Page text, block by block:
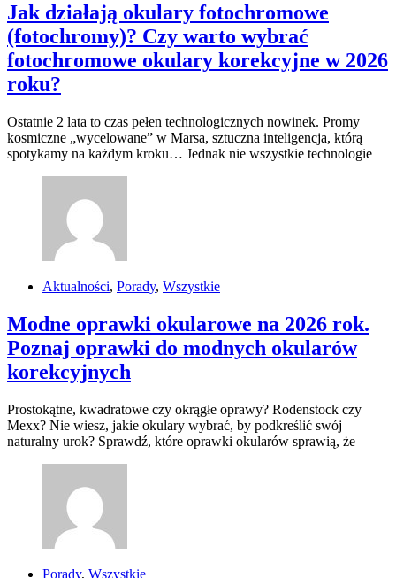
Jak działają okulary fotochromowe
(fotochromy)? Czy warto wybrać
fotochromowe okulary korekcyjne w 2026
roku?
Ostatnie 2 lata to czas pełen technologicznych nowinek. Promy
kosmiczne „wycelowane” w Marsa, sztuczna inteligencja, którą
spotykamy na każdym kroku… Jednak nie wszystkie technologie
Aktualności, Porady, Wszystkie
Modne oprawki okularowe na 2026 rok.
Poznaj oprawki do modnych okularów
korekcyjnych
Prostokątne, kwadratowe czy okrągłe oprawy? Rodenstock czy
Mexx? Nie wiesz, jakie okulary wybrać, by podkreślić swój
naturalny urok? Sprawdź, które oprawki okularów sprawią, że
Porady, Wszystkie